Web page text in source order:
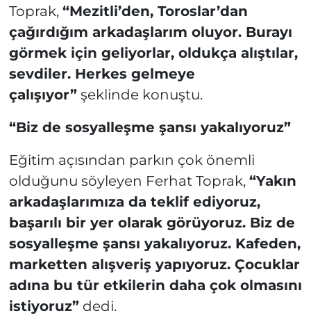
Toprak, “Mezitli’den, Toroslar’dan
çağırdığım arkadaşlarım oluyor. Burayı
görmek için geliyorlar, oldukça alıştılar,
sevdiler. Herkes gelmeye
çalışıyor”şeklinde konuştu.
“Biz de sosyalleşme şansı yakalıyoruz”
Eğitim açısından parkın çok önemli
olduğunu söyleyen Ferhat Toprak, “Yakın
arkadaşlarımıza da teklif ediyoruz,
başarılı bir yer olarak görüyoruz. Biz de
sosyalleşme şansı yakalıyoruz. Kafeden,
marketten alışveriş yapıyoruz. Çocuklar
adına bu tür etkilerin daha çok olmasını
istiyoruz”dedi.